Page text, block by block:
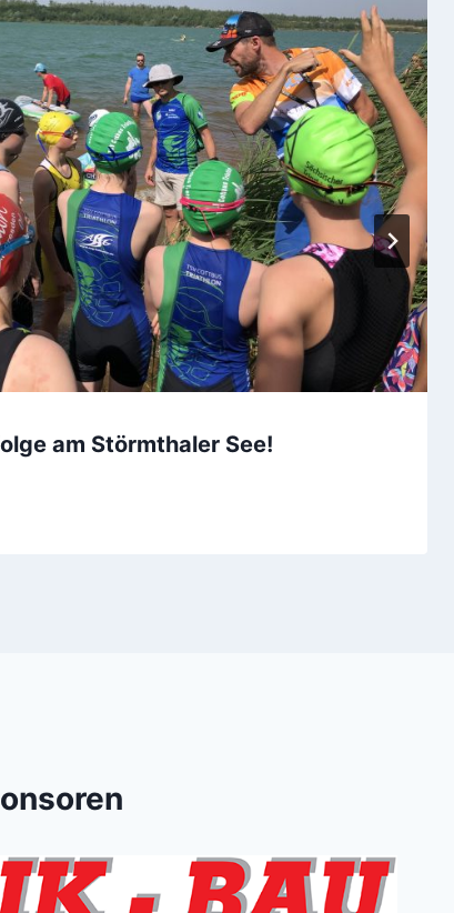
am Störmthaler See!